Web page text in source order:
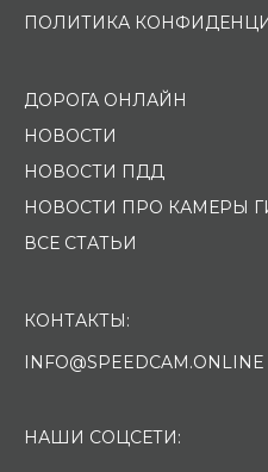
ПОЛИТИКА
ДОРОГА ОНЛАЙН
НОВОСТИ
НОВОСТИ ПДД
НОВОСТИ ПРО КАМЕРЫ
ВСЕ СТАТЬИ
КОНТАКТЫ:
INFO@SPEEDCAM.ONLINE
НАШИ СОЦСЕТИ: